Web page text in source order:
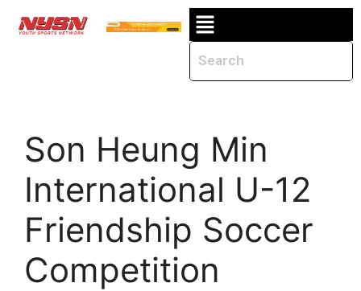
Son Heung Min
International U-12
Friendship Soccer
Competition